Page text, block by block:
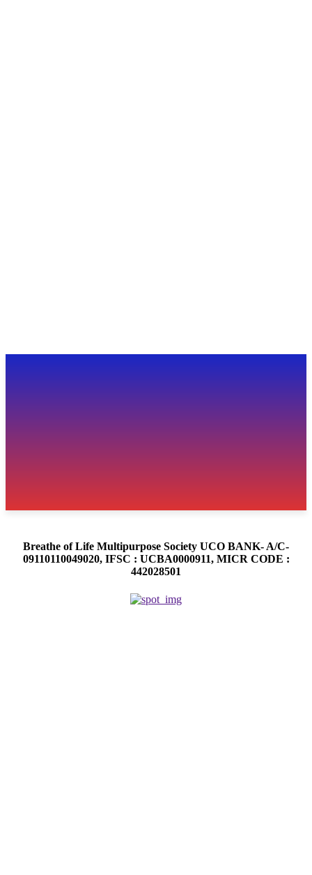
Breathe of Life Multipurpose Society UCO BANK- A/C-
09110110049020, IFSC : UCBA0000911, MICR CODE :
442028501